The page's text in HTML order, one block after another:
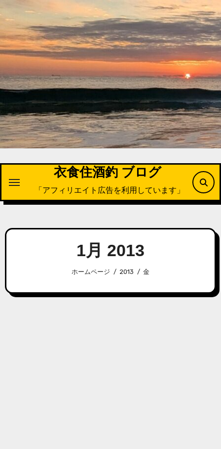
容
を
ス
キ
ッ
プ
衣食住酒釣 ブログ
「アフィリエイト広告を利用しています」
1月 2013
ホームページ 2013 金